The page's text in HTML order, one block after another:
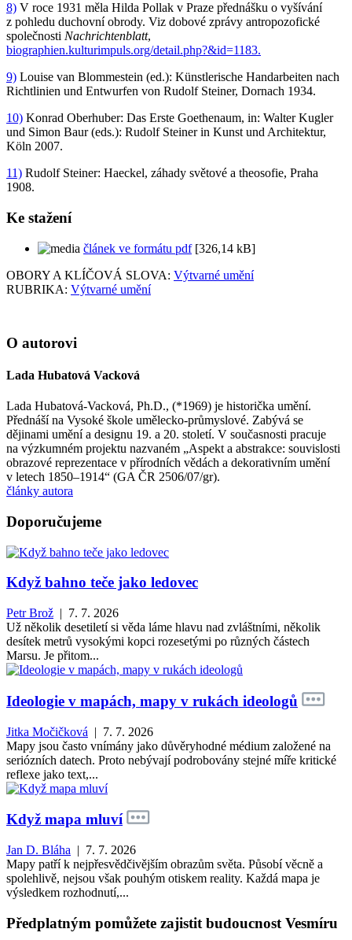
8) V roce 1931 měla Hilda Pollak v Praze přednášku o vyšívání
z pohledu duchovní obrody. Viz dobové zprávy antropozofické
společnosti Nachrichtenblatt,
biographien.kulturimpuls.org/detail.php?&id=1183.
9) Louise van Blommestein (ed.): Künstlerische Handarbeiten nach
Richtlinien und Entwurfen von Rudolf Steiner, Dornach 1934.
10) Konrad Oberhuber: Das Erste Goethenaum, in: Walter Kugler
und Simon Baur (eds.): Rudolf Steiner in Kunst und Architektur,
Köln 2007.
11) Rudolf Steiner: Haeckel, záhady světové a theosofie, Praha
1908.
Ke stažení
článek ve formátu pdf[326,14 kB]
OBORY A KLÍČOVÁ SLOVA: Výtvarné umění
RUBRIKA: Výtvarné umění
O autorovi
Lada Hubatová Vacková
Lada Hubatová-Vacková, Ph.D., (*1969) je historička umění.
Přednáší na Vysoké škole umělecko-průmyslové. Zabývá se
dějinami umění a designu 19. a 20. století. V současnosti pracuje
na výzkumném projektu nazvaném „Aspekt a abstrakce: souvislosti
obrazové reprezentace v přírodních vědách a dekorativním umění
v letech 1850–1914“ (GA ČR 2506/07/gr).
články autora
Doporučujeme
Když bahno teče jako ledovec
Petr Brož | 7. 7. 2026
Už několik desetiletí si věda láme hlavu nad zvláštními, několik
desítek metrů vysokými kopci rozesetými po různých částech
Marsu. Je přitom...
Ideologie v mapách, mapy v rukách ideologů
Jitka Močičková | 7. 7. 2026
Mapy jsou často vnímány jako důvěryhodné médium založené na
seriózních datech. Proto nebývají podrobovány stejné míře kritické
reflexe jako text,...
Když mapa mluví
Jan D. Bláha | 7. 7. 2026
Mapy patří k nejpřesvědčivějším obrazům světa. Působí věcně a
spolehlivě, nejsou však pouhým otiskem reality. Každá mapa je
výsledkem rozhodnutí,...
Předplatným pomůžete zajistit budoucnost Vesmíru